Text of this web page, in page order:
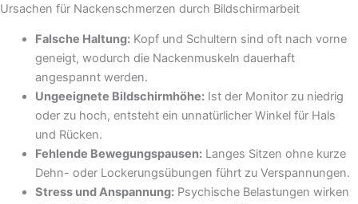
Ursachen für Nackenschmerzen durch Bildschirmarbeit
Falsche Haltung:Kopf und Schultern sind oft nach vorne
geneigt, wodurch die Nackenmuskeln dauerhaft
angespannt werden.
Ungeeignete Bildschirmhöhe:Ist der Monitor zu niedrig
oder zu hoch, entsteht ein unnatürlicher Winkel für Hals
und Rücken.
Fehlende Bewegungspausen:Langes Sitzen ohne kurze
Dehn- oder Lockerungsübungen führt zu Verspannungen.
Stress und Anspannung:Psychische Belastungen wirken